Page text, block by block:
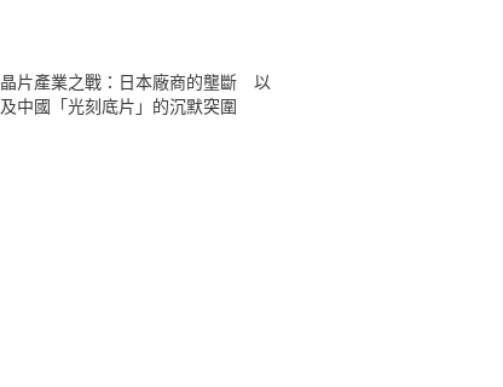
晶片產業之戰：日本廠商的壟斷 以
及中國「光刻底片」的沉默突圍